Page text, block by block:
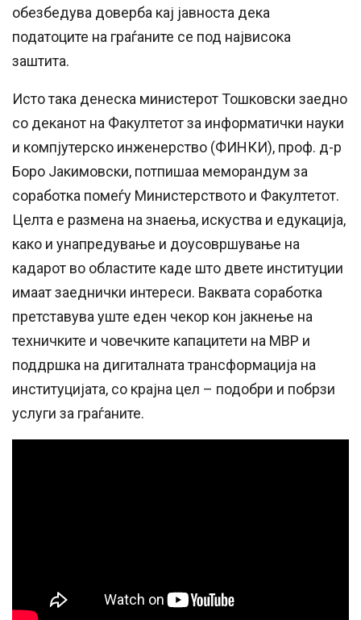
обезбедува доверба кај јавноста дека
податоците на граѓаните се под највисока
заштита.
Исто така денеска министерот Тошковски заедно
со деканот на Факултетот за информатички науки
и компјутерско инженерство (ФИНКИ), проф. д-р
Боро Јакимовски, потпишаа меморандум за
соработка помеѓу Министерството и Факултетот.
Целта е размена на знаења, искуства и едукација,
како и унапредување и доусовршување на
кадарот во областите каде што двете институции
имаат заеднички интереси. Ваквата соработка
претставува уште еден чекор кон јакнење на
техничките и човечките капацитети на МВР и
поддршка на дигиталната трансформација на
институцијата, со крајна цел – подобри и побрзи
услуги за граѓаните.